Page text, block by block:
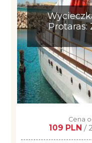
Protaras:
Cena
109 PLN /